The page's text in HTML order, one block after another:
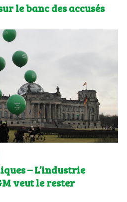
le banc des accusés
– L’industrie
veut le rester